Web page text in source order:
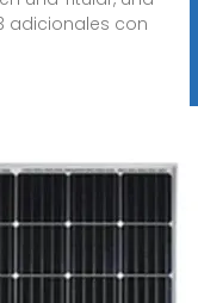
adicionales con